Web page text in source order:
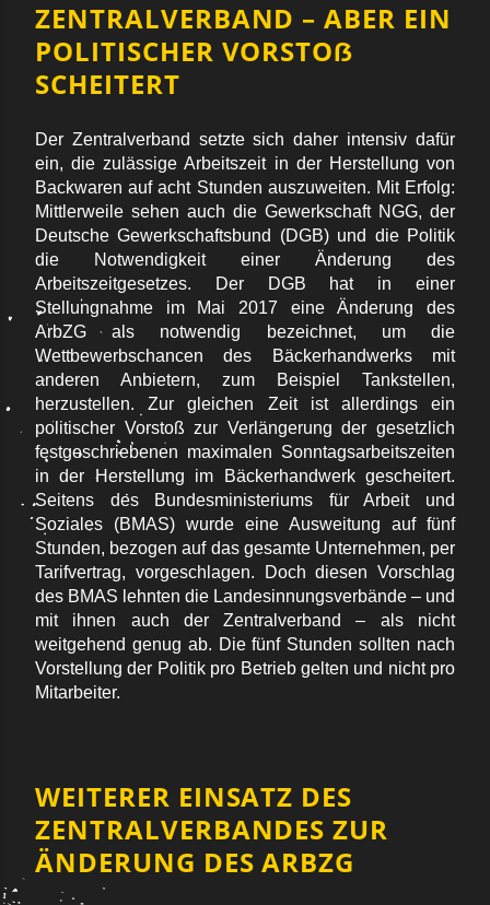
ZENTRALVERBAND – ABER EIN
POLITISCHER VORSTOẞ
SCHEITERT
Der Zentralverband setzte sich daher intensiv dafür
ein, die zulässige Arbeitszeit in der Herstellung von
Backwaren auf acht Stunden auszuweiten. Mit Erfolg:
Mittlerweile sehen auch die Gewerkschaft NGG, der
Deutsche Gewerkschaftsbund (DGB) und die Politik
die Notwendigkeit einer Änderung des
Arbeitszeitgesetzes. Der DGB hat in einer
Stellungnahme im Mai 2017 eine Änderung des
ArbZG als notwendig bezeichnet, um die
Wettbewerbschancen des Bäckerhandwerks mit
anderen Anbietern, zum Beispiel Tankstellen,
herzustellen. Zur gleichen Zeit ist allerdings ein
politischer Vorstoß zur Verlängerung der gesetzlich
festgeschriebenen maximalen Sonntagsarbeitszeiten
in der Herstellung im Bäckerhandwerk gescheitert.
Seitens des Bundesministeriums für Arbeit und
Soziales (BMAS) wurde eine Ausweitung auf fünf
Stunden, bezogen auf das gesamte Unternehmen, per
Tarifvertrag, vorgeschlagen. Doch diesen Vorschlag
des BMAS lehnten die Landesinnungsverbände – und
mit ihnen auch der Zentralverband – als nicht
weitgehend genug ab. Die fünf Stunden sollten nach
Vorstellung der Politik pro Betrieb gelten und nicht pro
Mitarbeiter.
WEITERER EINSATZ DES
ZENTRALVERBANDES ZUR
ÄNDERUNG DES ARBZG